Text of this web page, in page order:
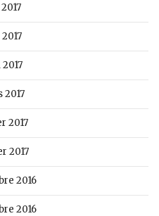
2017
2017
2017
2016
2016